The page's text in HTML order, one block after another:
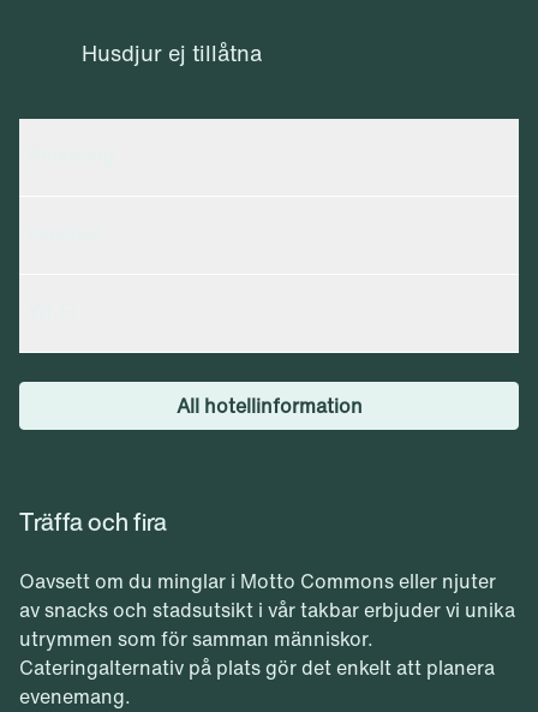
Husdjur ej tillåtna
All hotellinformation
Träffa och fira
Oavsett om du minglar i Motto Commons eller njuter
av snacks och stadsutsikt i vår takbar erbjuder vi unika
utrymmen som för samman människor.
Cateringalternativ på plats gör det enkelt att planera
evenemang.